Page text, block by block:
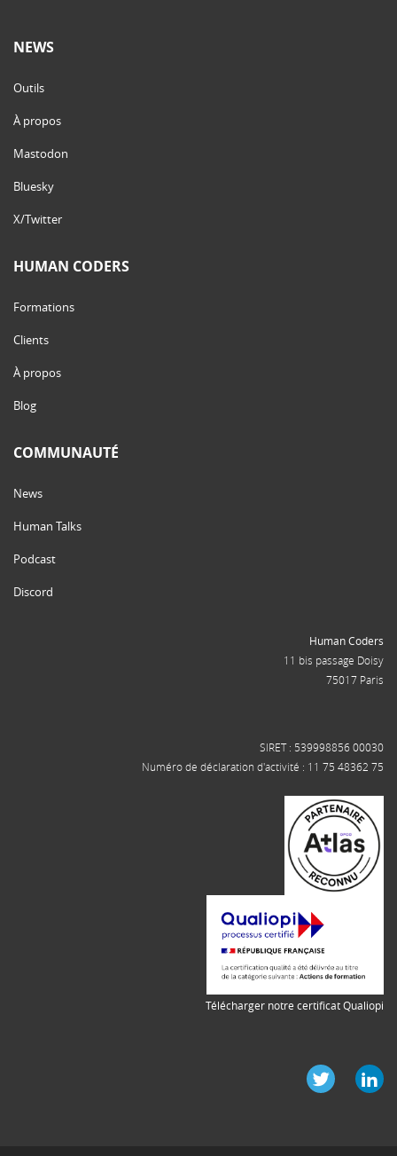
NEWS
Outils
À propos
Mastodon
Bluesky
X/Twitter
HUMAN CODERS
Formations
Clients
À propos
Blog
COMMUNAUTÉ
News
Human Talks
Podcast
Discord
Human Coders
11 bis passage Doisy
75017 Paris
SIRET : 539998856 00030
Numéro de déclaration d'activité : 11 75 48362 75
Télécharger notre certificat Qualiopi